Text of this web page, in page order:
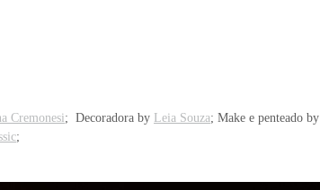
Cremonesi; Decoradora by Leia Souza; Make e penteado by
;